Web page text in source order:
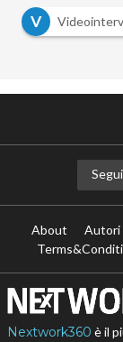
V
About Autori
Nextwork360 è il